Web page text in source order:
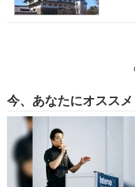
今、あなたにオススメ